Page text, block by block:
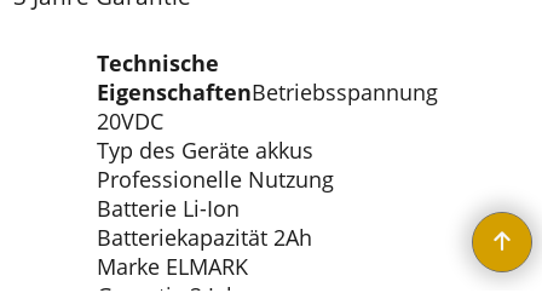
Technische
Eigenschaften
20VDC
Typ des Geräte akkus
Professionelle Nutzung
Batterie Li-Ion
Batteriekapazität 2Ah